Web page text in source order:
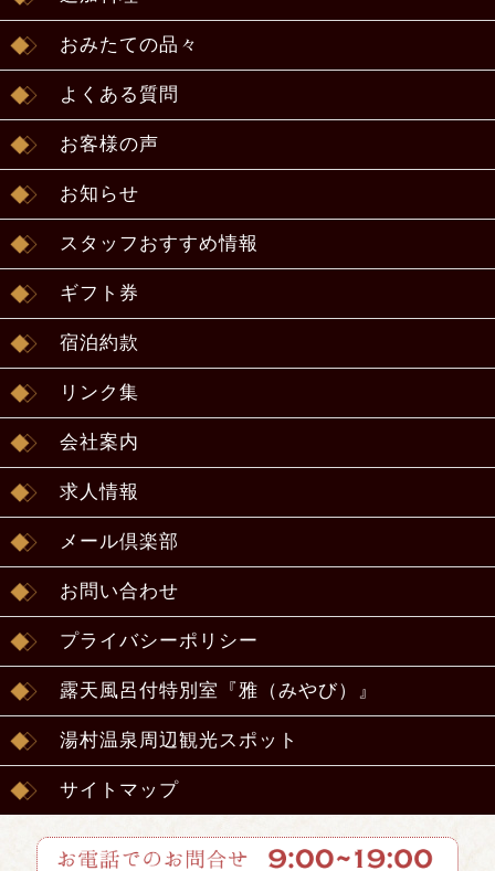
おみたての品々
よくある質問
お客様の声
お知らせ
スタッフおすすめ情報
ギフト券
宿泊約款
リンク集
会社案内
求人情報
メール倶楽部
お問い合わせ
プライバシーポリシー
露天風呂付特別室『雅（みやび）』
湯村温泉周辺観光スポット
サイトマップ